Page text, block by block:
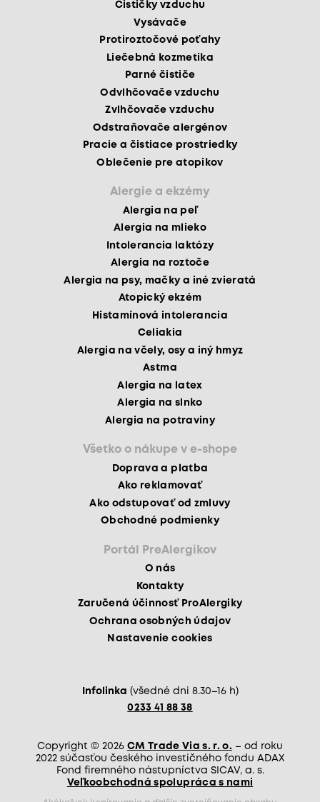
Čističky vzduchu
Vysávače
Protiroztočové poťahy
Liečebná kozmetika
Parné čističe
Odvlhčovače vzduchu
Zvlhčovače vzduchu
Odstraňovače alergénov
Pracie a čistiace prostriedky
Oblečenie pre atopikov
Alergie a ekzémy
Alergia na peľ
Alergia na mlieko
Intolerancia laktózy
Alergia na roztoče
Alergia na psy, mačky a iné zvieratá
Atopický ekzém
Histamínová intolerancia
Celiakia
Alergia na včely, osy a iný hmyz
Astma
Alergia na latex
Alergia na slnko
Alergia na potraviny
Všetko o nákupe v e-shope
Doprava a platba
Ako reklamovať
Ako odstupovať od zmluvy
Obchodné podmienky
Portál PreAlergikov
O nás
Kontakty
Zaručená účinnosť ProAlergiky
Ochrana osobných údajov
Nastavenie cookies
Infolinka (všedné dni 8.30–16 h)
0233 41 88 38
Copyright © 2026 CM Trade Via s. r. o. – od roku
2022 súčasťou českého investičného fondu ADAX
Fond firemného nástupníctva SICAV, a. s.
Veľkoobchodná spolupráca s nami